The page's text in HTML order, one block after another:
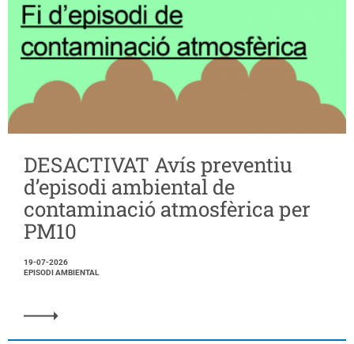
DESACTIVAT Avís preventiu
d’episodi ambiental de
contaminació atmosfèrica per
PM10
19-07-2026
EPISODI AMBIENTAL